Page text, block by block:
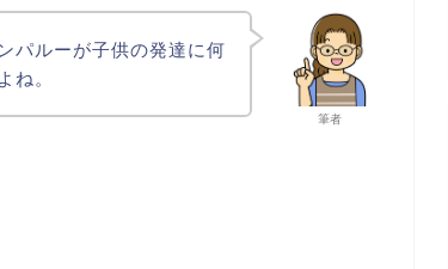
筆者
パルーが子供の発達に何
ね。